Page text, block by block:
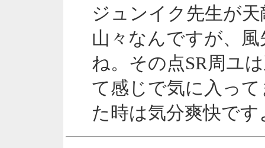
ジュンイク先生が
山々なんですが、
ね。その点SR周ユ
て感じで気に入っ
た時は気分爽快です